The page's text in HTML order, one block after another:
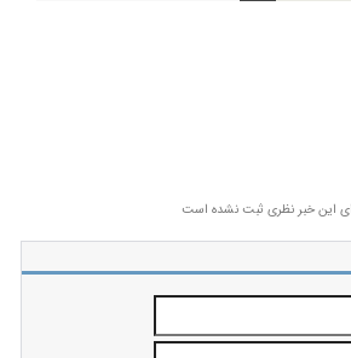
این خبر نظری ثبت نشده است